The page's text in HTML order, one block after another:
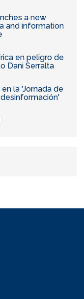
a new
and information
en peligro de
Dani Serralta
la 'Jornada de